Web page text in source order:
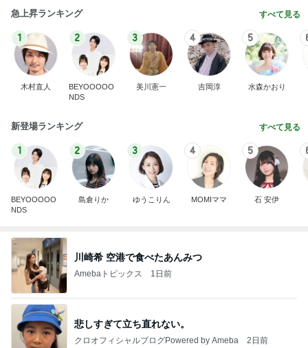
急上昇ランキング すべて見る
1
木村直人
2
BEYOOOOO
NDS
3
美川憲一
4
吉岡淳
5
水森かおり
新登場ランキング すべて見る
1
BEYOOOOO
NDS
2
島倉りか
3
ゆうこりん
4
MOMIママ
5
石 安伊
川崎希 空港で食べたあんみつ
Amebaトピックス 1日前
悲しすぎて立ち直れない。
クロオフィシャルブログPowered by Ameba 2日前